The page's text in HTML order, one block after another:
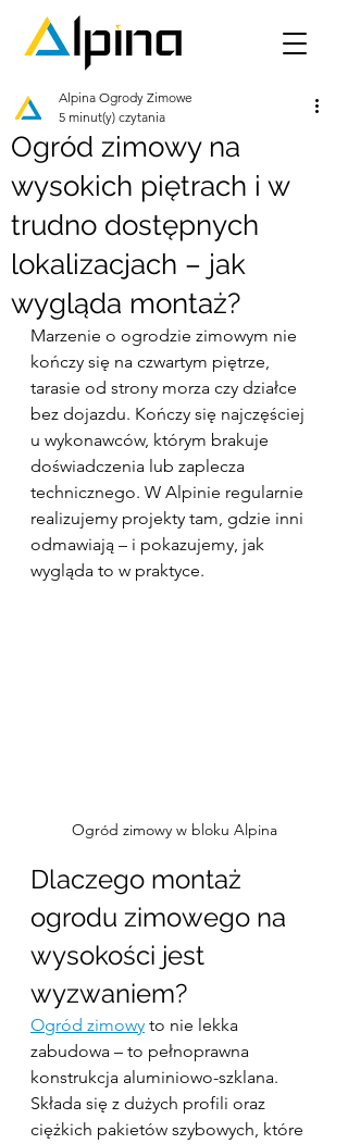
Ogród zimowy na
wysokich piętrach i w
trudno dostępnych
lokalizacjach – jak
wygląda montaż?
Alpina Ogrody Zimowe
5 minut(y) czytania
Marzenie o ogrodzie zimowym nie
kończy się na czwartym piętrze,
tarasie od strony morza czy działce
bez dojazdu. Kończy się najczęściej
u wykonawców, którym brakuje
doświadczenia lub zaplecza
technicznego. W Alpinie regularnie
realizujemy projekty tam, gdzie inni
odmawiają – i pokazujemy, jak
wygląda to w praktyce.
Ogród zimowy w bloku Alpina
Dlaczego montaż
ogrodu zimowego na
wysokości jest
wyzwaniem?
Ogród zimowy to nie lekka
zabudowa – to pełnoprawna
konstrukcja aluminiowo-szklana.
Składa się z dużych profili oraz
ciężkich pakietów szybowych, które